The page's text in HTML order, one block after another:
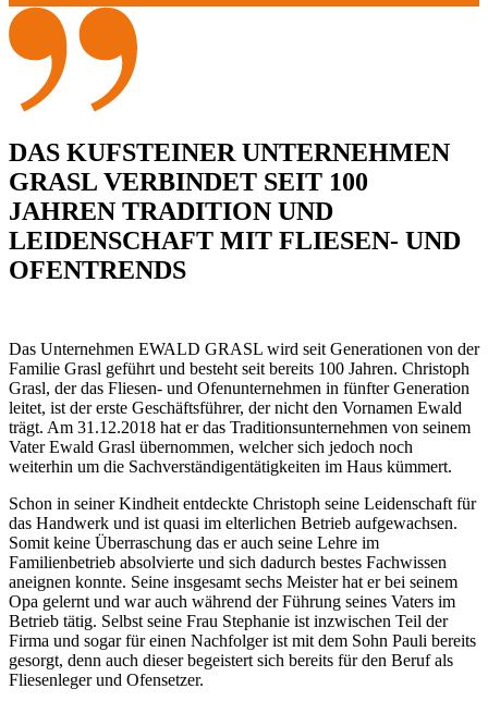
DAS KUFSTEINER UNTERNEHMEN
GRASL VERBINDET SEIT 100
JAHREN TRADITION UND
LEIDENSCHAFT MIT FLIESEN- UND
OFENTRENDS
Das Unternehmen EWALD GRASL wird seit Generationen von der
Familie Grasl geführt und besteht seit bereits 100 Jahren. Christoph
Grasl, der das Fliesen- und Ofenunternehmen in fünfter Generation
leitet, ist der erste Geschäftsführer, der nicht den Vornamen Ewald
trägt. Am 31.12.2018 hat er das Traditionsunternehmen von seinem
Vater Ewald Grasl übernommen, welcher sich jedoch noch
weiterhin um die Sachverständigentätigkeiten im Haus kümmert.
Schon in seiner Kindheit entdeckte Christoph seine Leidenschaft für
das Handwerk und ist quasi im elterlichen Betrieb aufgewachsen.
Somit keine Überraschung das er auch seine Lehre im
Familienbetrieb absolvierte und sich dadurch bestes Fachwissen
aneignen konnte. Seine insgesamt sechs Meister hat er bei seinem
Opa gelernt und war auch während der Führung seines Vaters im
Betrieb tätig. Selbst seine Frau Stephanie ist inzwischen Teil der
Firma und sogar für einen Nachfolger ist mit dem Sohn Pauli bereits
gesorgt, denn auch dieser begeistert sich bereits für den Beruf als
Fliesenleger und Ofensetzer.